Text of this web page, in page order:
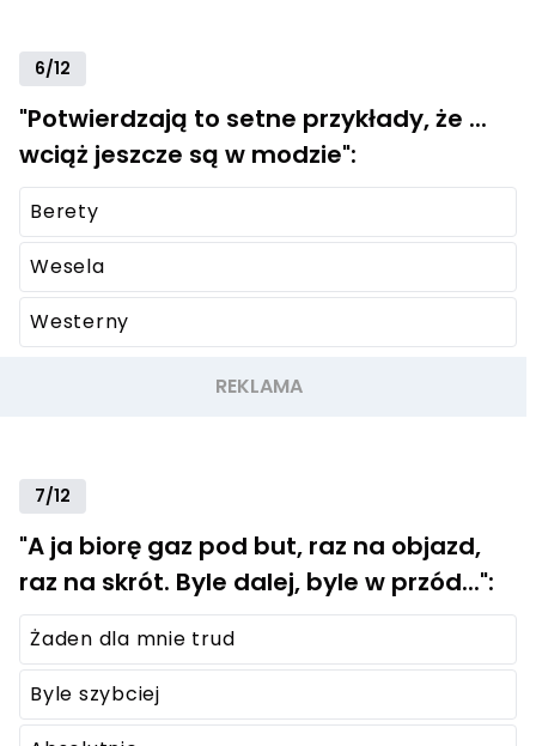
6/12
"Potwierdzają to setne przykłady, że ...
wciąż jeszcze są w modzie":
Berety
Wesela
Westerny
7/12
"A ja biorę gaz pod but, raz na objazd,
raz na skrót. Byle dalej, byle w przód...":
Żaden dla mnie trud
Byle szybciej